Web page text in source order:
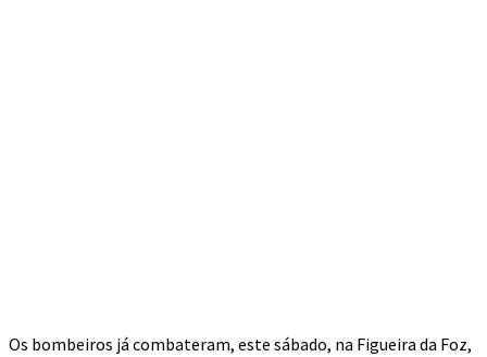
Os bombeiros já combateram, este sábado, na Figueira da Foz,